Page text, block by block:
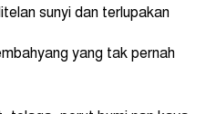
sunyi dan terlupakan
yang tak pernah